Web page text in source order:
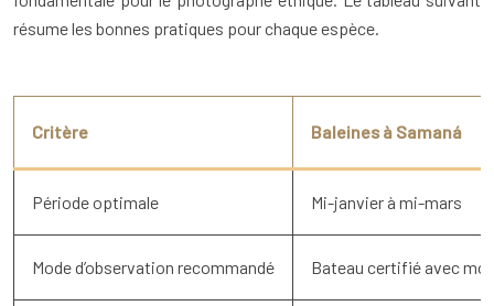
résume les bonnes pratiques pour chaque espèce.
Critère Baleines à Samaná
Période optimale Mi-janvier à mi-mars
Mode d’observation recommandé Bateau certifié avec